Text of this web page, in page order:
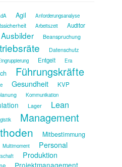
Agil Anforderungsanalyse
Arbeitszeit Auditor
Ausbilder Beanspruchung
Datenschutz
Entgelt Era
Führungskräfte
Gesundheit KVP
Kommunikation
Lager Lean
Management
Mitbestimmung
Multimoment Personal
Produktion